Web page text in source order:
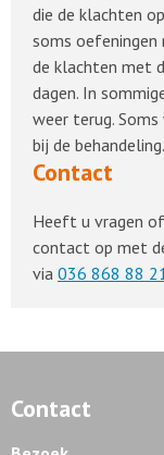
die de klachten
soms oefeningen
de klachten met
dagen. In
weer terug.
bij de behandeling.
Contact
Heeft u vragen
contact op met
via 036 868 88
Contact